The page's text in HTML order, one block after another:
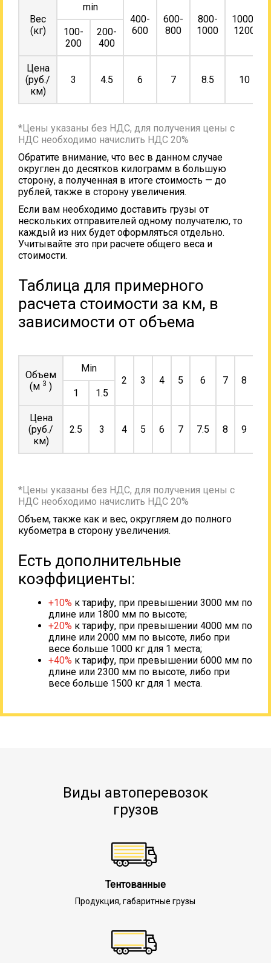
Вес
(кг)
min
400-
600
600-
800
800-
1000
1000-
1200
100-
200
200-
400
Цена
(руб./
км)
3 4.5 6 7 8.5 10
*Цены указаны без НДС, для получения цены с
НДС необходимо начислить НДС 20%
Обратите внимание, что вес в данном случае
округлен до десятков килограмм в большую
сторону, а полученная в итоге стоимость — до
рублей, также в сторону увеличения.
Если вам необходимо доставить грузы от
нескольких отправителей одному получателю, то
каждый из них будет оформляться отдельно.
Учитывайте это при расчете общего веса и
стоимости.
Таблица для примерного
расчета стоимости за км, в
зависимости от объема
Объем
(м 3 )
Min
2
3 4 5 6 7 8
1
1.5
Цена
(руб./
км)
2.5 3 4 5 6 7 7.5 8 9
*Цены указаны без НДС, для получения цены с
НДС необходимо начислить НДС 20%
Объем, также как и вес, округляем до полного
кубометра в сторону увеличения.
Есть дополнительные
коэффициенты:
+10% к тарифу, при превышении 3000 мм по
длине или 1800 мм по высоте;
+20% к тарифу, при превышении 4000 мм по
длине или 2000 мм по высоте, либо при
весе больше 1000 кг для 1 места;
+40% к тарифу, при превышении 6000 мм по
длине или 2300 мм по высоте, либо при
весе больше 1500 кг для 1 места.
Виды автоперевозок
грузов
Тентованные
Продукция, габаритные грузы